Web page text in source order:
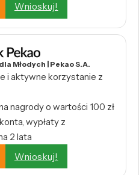
Wnioskuj!
Młodych | Pekao S.A.
i aktywne korzystanie z
nagrody o wartości 100 zł
wypłaty z
2 lata
Wnioskuj!